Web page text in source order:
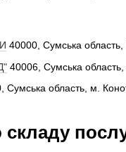
40000, Сумська
40006, Сумська
Сумська область, м.